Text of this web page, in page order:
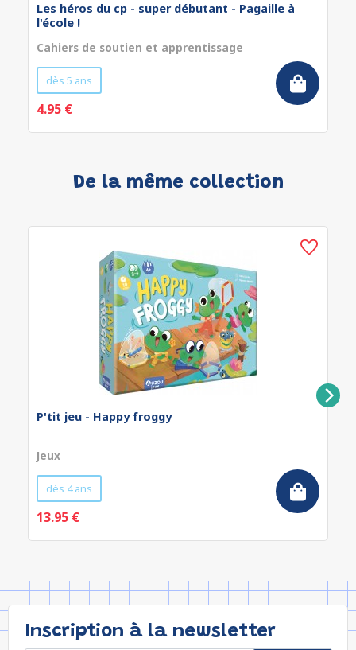
Les héros du cp - super débutant - Pagaille à
l'école !
Cahiers de soutien et apprentissage
dès 5 ans
4.95 €
De la même collection
P'tit jeu - Happy froggy
Jeux
dès 4 ans
13.95 €
Inscription à la newsletter